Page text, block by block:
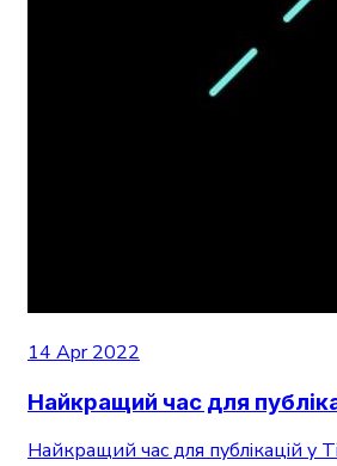
14 Apr 2022
Найкращий час для
Найкращий час для публікацій у